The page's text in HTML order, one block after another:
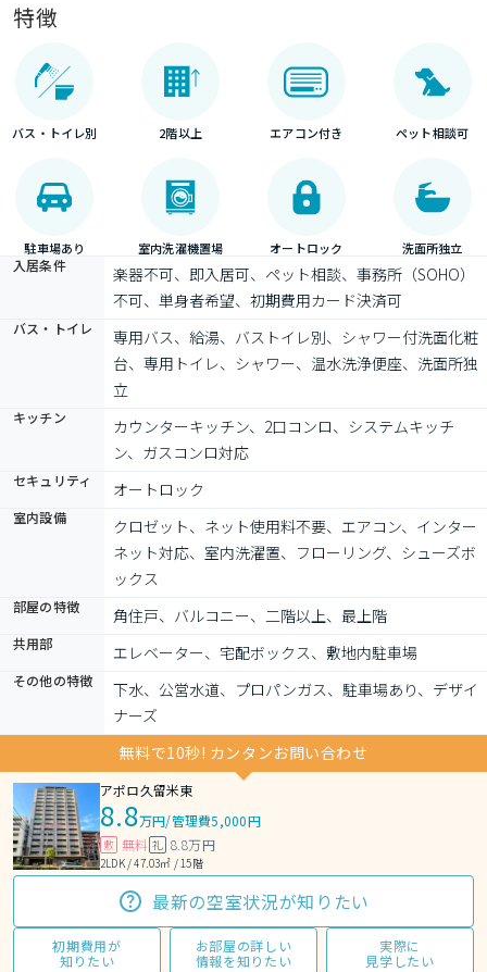
特徴
バス・トイレ別 2階以上 エアコン付き ペット相談可
駐車場あり 室内洗濯機置場 オートロック 洗面所独立
入居条件
楽器不可、即入居可、ペット相談、事務所（SOHO）
不可、単身者希望、初期費用カード決済可
バス・トイレ
専用バス、給湯、バストイレ別、シャワー付洗面化粧
台、専用トイレ、シャワー、温水洗浄便座、洗面所独
立
キッチン
カウンターキッチン、2口コンロ、システムキッチ
ン、ガスコンロ対応
セキュリティ オートロック
室内設備
クロゼット、ネット使用料不要、エアコン、インター
ネット対応、室内洗濯置、フローリング、シューズボ
ックス
部屋の特徴 角住戸、バルコニー、二階以上、最上階
共用部 エレベーター、宅配ボックス、敷地内駐車場
その他の特徴
下水、公営水道、プロパンガス、駐車場あり、デザイ
ナーズ
無料で10秒! カンタンお問い合わせ
アポロ久留米東
8.8万円/管理費5,000円
敷 無料 礼 8.8万円
2LDK / 47.03㎡ / 15階
最新の空室状況が知りたい
初期費用が
知りたい
お部屋の詳しい
情報を知りたい
実際に
見学したい